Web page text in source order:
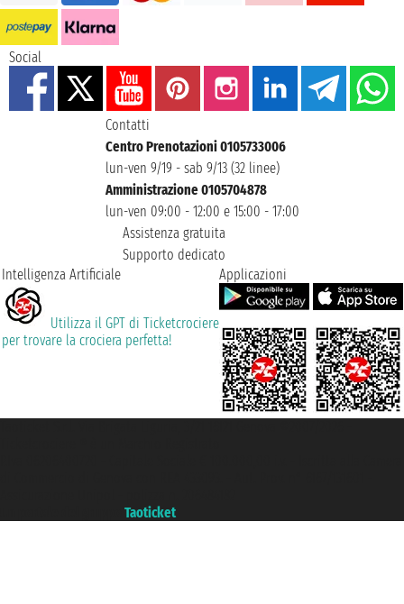
Social
Contatti
Centro Prenotazioni 0105733006
lun-ven 9/19 - sab 9/13 (32 linee)
Amministrazione 0105704878
lun-ven 09:00 - 12:00 e 15:00 - 17:00
Assistenza gratuita
Supporto dedicato
Intelligenza Artificiale
Utilizza il GPT di Ticketcrociere
per trovare la crociera perfetta!
Applicazioni
Taoticket